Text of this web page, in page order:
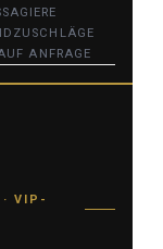
ANFRAGE
VIP-